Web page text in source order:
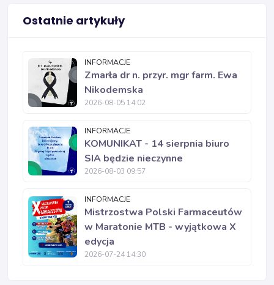
Ostatnie artykuły
INFORMACJE
Zmarła dr n. przyr. mgr farm. Ewa
Nikodemska
2026-08-05 14:02
INFORMACJE
KOMUNIKAT - 14 sierpnia biuro
SIA będzie nieczynne
2026-08-03 09:57
INFORMACJE
Mistrzostwa Polski Farmaceutów
w Maratonie MTB - wyjątkowa X
edycja
2026-07-24 14:30